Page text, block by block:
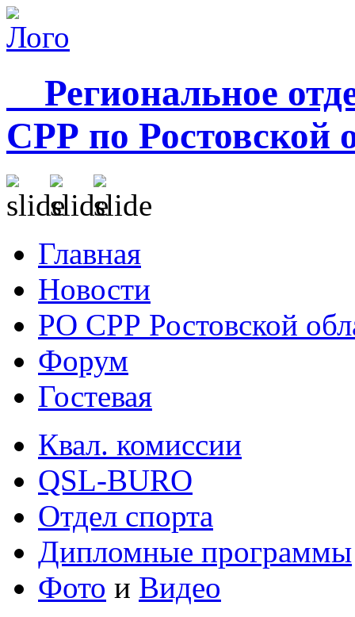
Региональное
СРР по Ростовской
Главная
Новости
РО СРР Ростовской
Форум
Гостевая
Квал. комиссии
QSL-BURO
Отдел спорта
Дипломные программы
Фото и Видео